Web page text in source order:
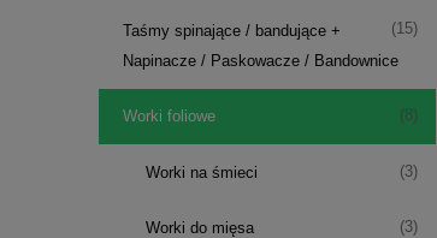
Taśmy spinające / bandujące +
Napinacze / Paskowacze / Bandownice
(15)
Worki foliowe (8)
Worki na śmieci (3)
Worki do mięsa (3)